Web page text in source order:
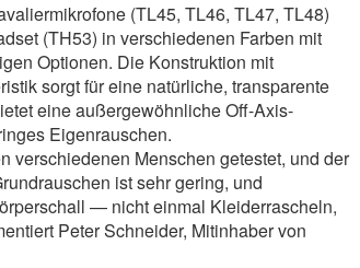
(TL45, TL46, TL47, TL48)
(TH53) in verschiedenen Farben mit
Optionen. Die Konstruktion mit
sorgt für eine natürliche, transparente
eine außergewöhnliche Off-Axis-
Eigenrauschen.
verschiedenen Menschen getestet, und der
ist sehr gering, und
— nicht einmal Kleiderrascheln,
Peter Schneider, Mitinhaber von